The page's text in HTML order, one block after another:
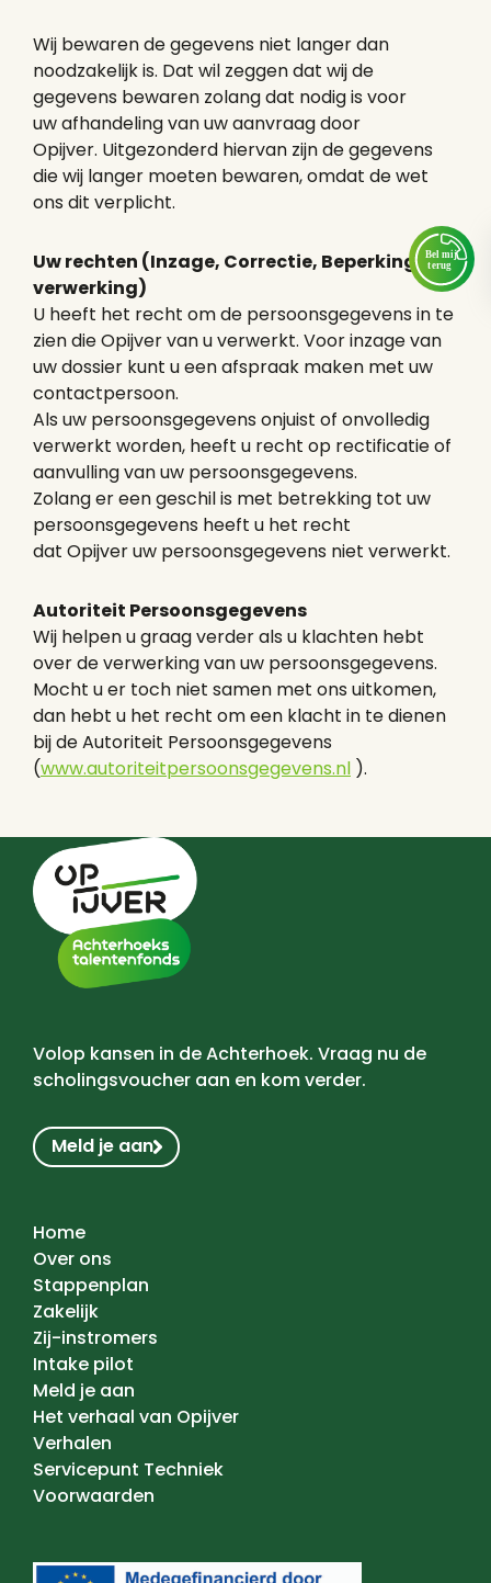
Wij bewaren de gegevens niet langer dan
noodzakelijk is. Dat wil zeggen dat wij de
gegevens bewaren zolang dat nodig is voor
uw afhandeling van uw aanvraag door
Opijver. Uitgezonderd hiervan zijn de gegevens
die wij langer moeten bewaren, omdat de wet
ons dit verplicht.
Uw rechten (Inzage, Correctie, Beperking van
verwerking)
U heeft het recht om de persoonsgegevens in te
zien die Opijver van u verwerkt. Voor inzage van
uw dossier kunt u een afspraak maken met uw
contactpersoon.
Als uw persoonsgegevens onjuist of onvolledig
verwerkt worden, heeft u recht op rectificatie of
aanvulling van uw persoonsgegevens.
Zolang er een geschil is met betrekking tot uw
persoonsgegevens heeft u het recht
dat Opijver uw persoonsgegevens niet verwerkt.
Autoriteit Persoonsgegevens
Wij helpen u graag verder als u klachten hebt
over de verwerking van uw persoonsgegevens.
Mocht u er toch niet samen met ons uitkomen,
dan hebt u het recht om een klacht in te dienen
bij de Autoriteit Persoonsgegevens
(www.autoriteitpersoonsgegevens.nl ).
Volop kansen in de Achterhoek. Vraag nu de
scholingsvoucher aan en kom verder.
Meld je aan
Home
Over ons
Stappenplan
Zakelijk
Zij-instromers
Intake pilot
Meld je aan
Het verhaal van Opijver
Verhalen
Servicepunt Techniek
Voorwaarden